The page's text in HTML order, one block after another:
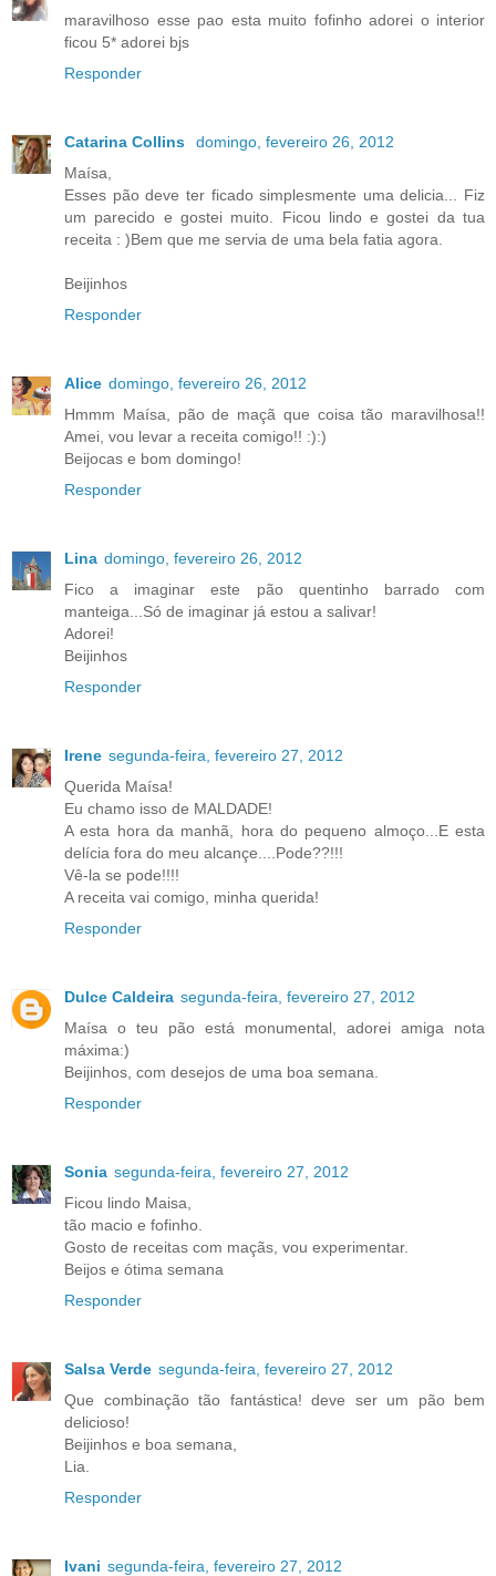
maravilhoso esse pao esta muito fofinho adorei o interior
ficou 5* adorei bjs
Responder
Catarina Collins
domingo, fevereiro 26, 2012
Maísa,
Esses pão deve ter ficado simplesmente uma delicia... Fiz
um parecido e gostei muito. Ficou lindo e gostei da tua
receita : )Bem que me servia de uma bela fatia agora.
Beijinhos
Responder
Alice domingo, fevereiro 26, 2012
Hmmm Maísa, pão de maçã que coisa tão maravilhosa!!
Amei, vou levar a receita comigo!! :):)
Beijocas e bom domingo!
Responder
Lina domingo, fevereiro 26, 2012
Fico a imaginar este pão quentinho barrado com
manteiga...Só de imaginar já estou a salivar!
Adorei!
Beijinhos
Responder
Irene segunda-feira, fevereiro 27, 2012
Querida Maísa!
Eu chamo isso de MALDADE!
A esta hora da manhã, hora do pequeno almoço...E esta
delícia fora do meu alcançe....Pode??!!!
Vê-la se pode!!!!
A receita vai comigo, minha querida!
Responder
Dulce Caldeira segunda-feira, fevereiro 27, 2012
Maísa o teu pão está monumental, adorei amiga nota
máxima:)
Beijinhos, com desejos de uma boa semana.
Responder
Sonia segunda-feira, fevereiro 27, 2012
Ficou lindo Maisa,
tão macio e fofinho.
Gosto de receitas com maçãs, vou experimentar.
Beijos e ótima semana
Responder
Salsa Verde segunda-feira, fevereiro 27, 2012
Que combinação tão fantástica! deve ser um pão bem
delicioso!
Beijinhos e boa semana,
Lia.
Responder
Ivani segunda-feira, fevereiro 27, 2012